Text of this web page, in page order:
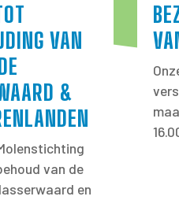
VAN
&
van de
en